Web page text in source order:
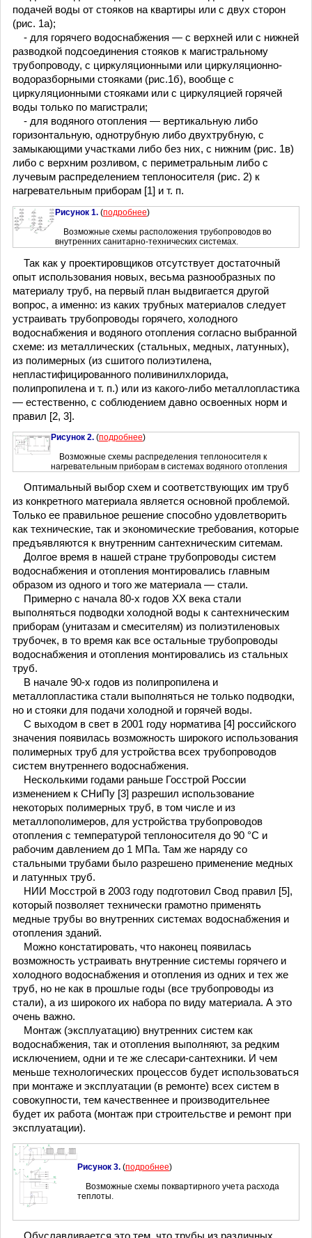
подачей воды от стояков на квартиры или с двух сторон
(рис. 1а);
- для горячего водоснабжения — с верхней или с нижней
разводкой подсоединения стояков к магистральному
трубопроводу, с циркуляционными или циркуляционно-
водоразборными стояками (рис.1б), вообще с
циркуляционными стояками или с циркуляцией горячей
воды только по магистрали;
- для водяного отопления — вертикальную либо
горизонтальную, однотрубную либо двухтрубную, с
замыкающими участками либо без них, с нижним (рис. 1в)
либо с верхним розливом, с периметральным либо с
лучевым распределением теплоносителя (рис. 2) к
нагревательным приборам [1] и т. п.
Рисунок 1. (подробнее)
Возможные схемы расположения трубопроводов во
внутренних санитарно-технических системах.
Так как у проектировщиков отсутствует достаточный
опыт использования новых, весьма разнообразных по
материалу труб, на первый план выдвигается другой
вопрос, а именно: из каких трубных материалов следует
устраивать трубопроводы горячего, холодного
водоснабжения и водяного отопления согласно выбранной
схеме: из металлических (стальных, медных, латунных),
из полимерных (из сшитого полиэтилена,
непластифицированного поливинилхлорида,
полипропилена и т. п.) или из какого-либо металлопластика
— естественно, с соблюдением давно освоенных норм и
правил [2, 3].
Рисунок 2. (подробнее)
Возможные схемы распределения теплоносителя к
нагревательным приборам в системах водяного отопления
Оптимальный выбор схем и соответствующих им труб
из конкретного материала является основной проблемой.
Только ее правильное решение способно удовлетворить
как технические, так и экономические требования, которые
предъявляются к внутренним сантехническим ситемам.
Долгое время в нашей стране трубопроводы систем
водоснабжения и отопления монтировались главным
образом из одного и того же материала — стали.
Примерно с начала 80-х годов ХХ века стали
выполняться подводки холодной воды к сантехническим
приборам (унитазам и смесителям) из полиэтиленовых
трубочек, в то время как все остальные трубопроводы
водоснабжения и отопления монтировались из стальных
труб.
В начале 90-х годов из полипропилена и
металлопластика стали выполняться не только подводки,
но и стояки для подачи холодной и горячей воды.
С выходом в свет в 2001 году норматива [4] российского
значения появилась возможность широкого использования
полимерных труб для устройства всех трубопроводов
систем внутреннего водоснабжения.
Несколькими годами раньше Госстрой России
изменением к СНиПу [3] разрешил использование
некоторых полимерных труб, в том числе и из
металлополимеров, для устройства трубопроводов
отопления с температурой теплоносителя до 90 °С и
рабочим давлением до 1 МПа. Там же наряду со
стальными трубами было разрешено применение медных
и латунных труб.
НИИ Мосстрой в 2003 году подготовил Свод правил [5],
который позволяет технически грамотно применять
медные трубы во внутренних системах водоснабжения и
отопления зданий.
Можно констатировать, что наконец появилась
возможность устраивать внутренние системы горячего и
холодного водоснабжения и отопления из одних и тех же
труб, но не как в прошлые годы (все трубопроводы из
стали), а из широкого их набора по виду материала. А это
очень важно.
Монтаж (эксплуатацию) внутренних систем как
водоснабжения, так и отопления выполняют, за редким
исключением, одни и те же слесари-сантехники. И чем
меньше технологических процессов будет использоваться
при монтаже и эксплуатации (в ремонте) всех систем в
совокупности, тем качественнее и производительнее
будет их работа (монтаж при строительстве и ремонт при
эксплуатации).
Рисунок 3. (подробнее)
Возможные схемы поквартирного учета расхода
теплоты.